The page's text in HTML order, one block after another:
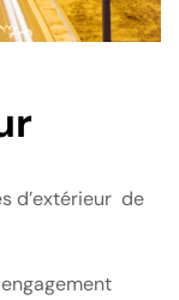
d’extérieur de